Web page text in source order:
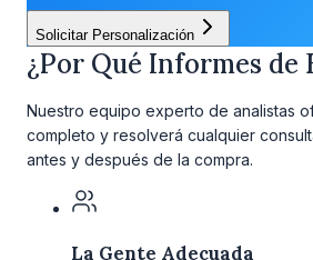
Solicitar Personalización
¿Por Qué Informes de
Nuestro equipo experto de analistas
completo y resolverá cualquier
antes y después de la compra.
La Gente Adecuada